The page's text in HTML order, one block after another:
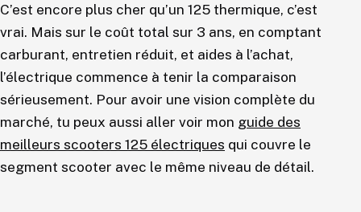
C’est encore plus cher qu’un 125 thermique, c’est
vrai. Mais sur le coût total sur 3 ans, en comptant
carburant, entretien réduit, et aides à l’achat,
l’électrique commence à tenir la comparaison
sérieusement. Pour avoir une vision complète du
marché, tu peux aussi aller voir mon guide des
meilleurs scooters 125 électriques qui couvre le
segment scooter avec le même niveau de détail.